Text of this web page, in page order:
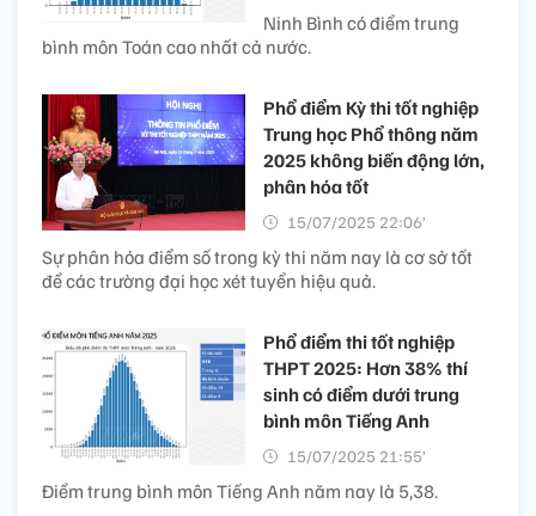
Ninh Bình có điểm trung
bình môn Toán cao nhất cả nước.
Phổ điểm Kỳ thi tốt nghiệp
Trung học Phổ thông năm
2025 không biến động lớn,
phân hóa tốt
15/07/2025 22:06’
Sự phân hóa điểm số trong kỳ thi năm nay là cơ sở tốt
để các trường đại học xét tuyển hiệu quả.
Phổ điểm thi tốt nghiệp
THPT 2025: Hơn 38% thí
sinh có điểm dưới trung
bình môn Tiếng Anh
15/07/2025 21:55’
Điểm trung bình môn Tiếng Anh năm nay là 5,38.